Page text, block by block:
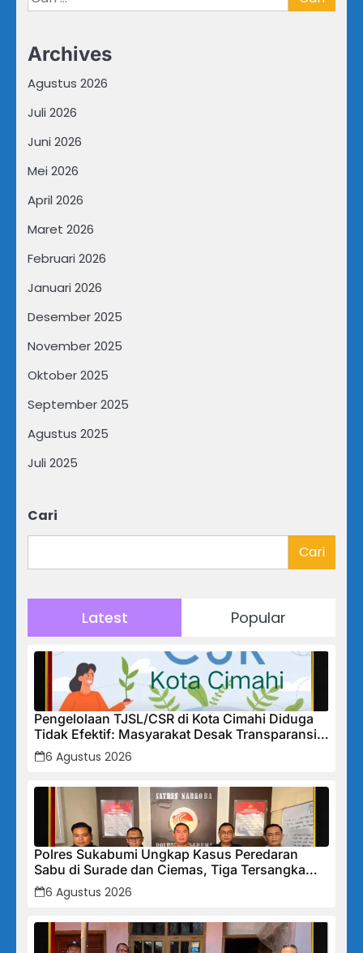
untuk:
Archives
Agustus 2026
Juli 2026
Juni 2026
Mei 2026
April 2026
Maret 2026
Februari 2026
Januari 2026
Desember 2025
November 2025
Oktober 2025
September 2025
Agustus 2025
Juli 2025
Cari
Cari
Latest Popular
Pengelolaan TJSL/CSR di Kota Cimahi Diduga
Tidak Efektif: Masyarakat Desak Transparansi
Penuh dan Perbaikan Sistem
6 Agustus 2026
Polres Sukabumi Ungkap Kasus Peredaran
Sabu di Surade dan Ciemas, Tiga Tersangka
Diamankan
6 Agustus 2026